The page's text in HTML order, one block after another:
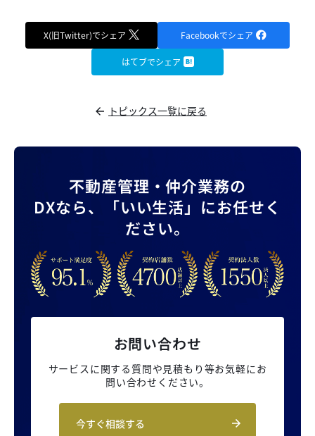
X(旧Twitter)でシェア Facebookでシェア
はてブでシェア
トピックス一覧に戻る
不動産管理・仲介業務の
DXなら、
「いい生活」にお任せく
ださい。
お問い合わせ
サービスに関する質問や見積もり等お気軽にお
問い合わせください。
今すぐ相談する